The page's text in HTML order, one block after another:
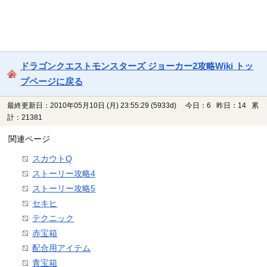
ドラゴンクエストモンスターズ ジョーカー2攻略Wiki トッ
プページに戻る
最終更新日：2010年05月10日 (月) 23:55:29 (5933d)
今日：6 昨日：14 累
計：21381
関連ページ
スカウトQ
ストーリー攻略4
ストーリー攻略5
セキヒ
テクニック
赤宝箱
配合用アイテム
青宝箱